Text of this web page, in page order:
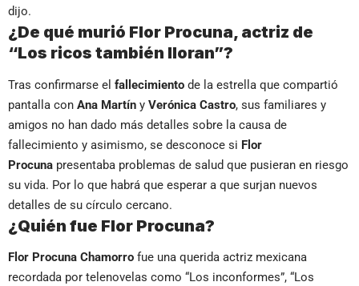
dijo.
¿De qué murió Flor Procuna, actriz de
“Los ricos también lloran”?
Tras confirmarse el fallecimiento de la estrella que compartió
pantalla con Ana Martín y Verónica Castro, sus familiares y
amigos no han dado más detalles sobre la causa de
fallecimiento y asimismo, se desconoce si Flor
Procuna presentaba problemas de salud que pusieran en riesgo
su vida. Por lo que habrá que esperar a que surjan nuevos
detalles de su círculo cercano.
¿Quién fue Flor Procuna?
Flor Procuna Chamorro fue una querida actriz mexicana
recordada por telenovelas como “Los inconformes”, “Los